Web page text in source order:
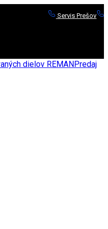
Servis Prešov
dielov REMANPredaj